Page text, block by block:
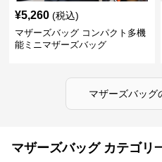
¥5,260 (税込)
マザーズバッグ コンパクト多機
能ミニマザーズバッグ
マザーズバッグ
マザーズバッグ カテゴリ